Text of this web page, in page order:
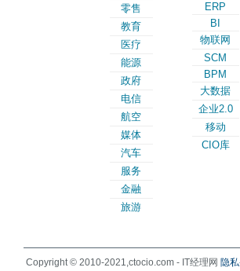
零售
教育
医疗
能源
政府
电信
航空
媒体
汽车
服务
金融
旅游
ERP
BI
物联网
SCM
BPM
大数据
企业2.0
移动
CIO库
Copyright © 2010-2021,ctocio.com - IT经理网 隐